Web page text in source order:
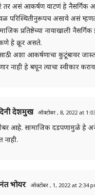
तर असं आकर्षण वाटणं हे नैसर्गिक
परिस्थितीनुरूपच असावे असं
प्रतिष्ठेच्या नावाखाली
हे क्रूर असते.
अशा आकर्षणाचा कुटूंबावर
नाही हे बघून त्याचा स्वीकार
देशमुख ऑक्टोबर , 8, 2022 at
आहे. सामाजिक दडपणामुळे हे
नाही.
भोयर ऑक्टोबर , 1, 2022 at 2:34